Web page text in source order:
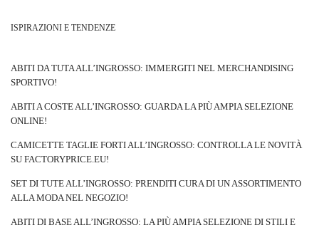
In effetti, l’abbigliamento per la casa (abiti destinati alla casa) era
stile nasconda ancora abiti principalmente comodi e larghi, possono
essere indossati anche per occasioni più ufficiali. Una felpa con
forse una gonna e un top di lana, che andranno benissimo in …
ISPIRAZIONI E TENDENZE
ABITI DA TUTA ALL’INGROSSO: IMMERGITI NEL MERCHANDISING
SPORTIVO!
ABITI A COSTE ALL’INGROSSO: GUARDA LA PIÙ AMPIA SELEZIONE
ONLINE!
CAMICETTE TAGLIE FORTI ALL’INGROSSO: CONTROLLA LE NOVITÀ
SU FACTORYPRICE.EU!
SET DI TUTE ALL’INGROSSO: PRENDITI CURA DI UN ASSORTIMENTO
ALLA MODA NEL NEGOZIO!
ABITI DI BASE ALL’INGROSSO: LA PIÙ AMPIA SELEZIONE DI STILI E